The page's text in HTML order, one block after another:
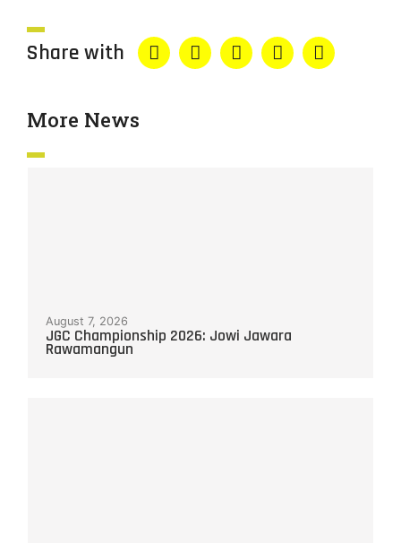
Share with
More News
August 7, 2026
JGC Championship 2026: Jowi Jawara
Rawamangun